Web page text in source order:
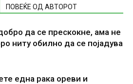
ПОВЕЌЕ ОД АВТОРОТ
да се прескокне, ама не
ниту обилно да се појадува
една рака ореви и